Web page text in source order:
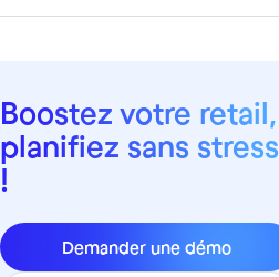
Boostez votre retail,
planifiez sans stress
!
Demander une démo